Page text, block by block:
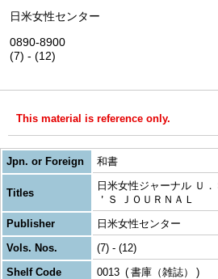
日米女性センター
0890-8900
(7) - (12)
This material is reference only.
Jpn. or Foreign 和書
Titles
日米女性ジャーナル Ｕ
＇Ｓ ＪＯＵＲＮＡＬ
Publisher
日米女性センター
Vols. Nos.
(7) - (12)
Shelf Code
0013
書庫（雑誌）